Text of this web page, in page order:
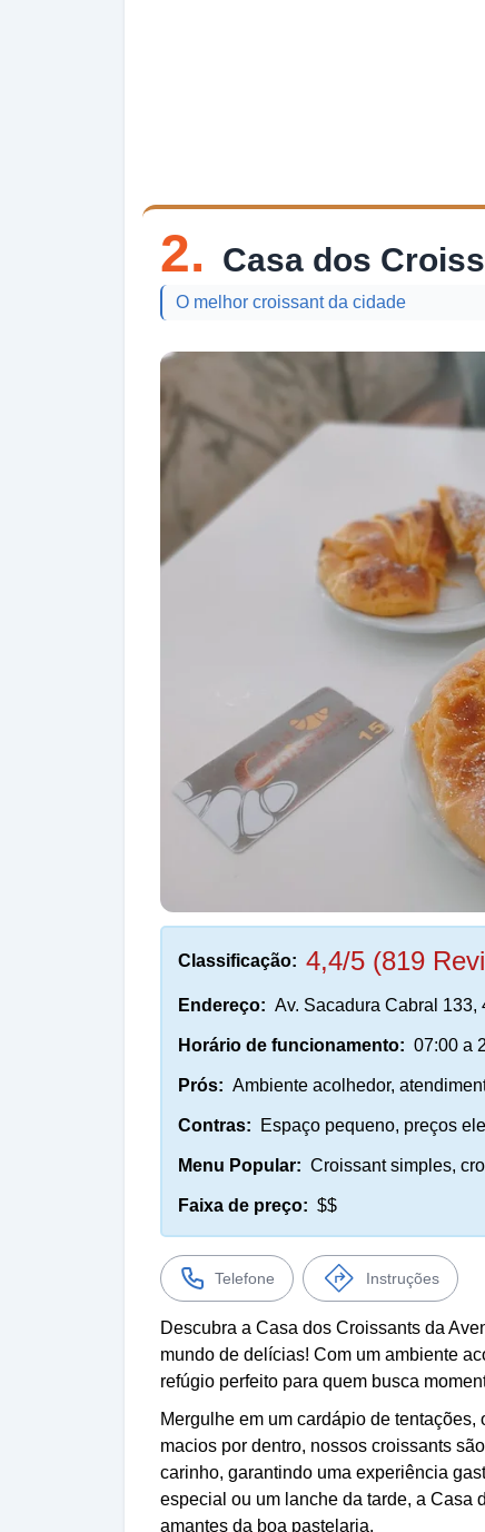
2. Casa dos
O melhor croissant da cidade
Classificação: 4,4/5 (819
Endereço: Av. Sacadura Cabral 133,
Horário de funcionamento: 07:00 a
Prós: Ambiente acolhedor,
Contras: Espaço pequeno, preços
Menu Popular: Croissant simples,
Faixa de preço: $$
Telefone Instruções
Descubra a Casa dos Croissants da
mundo de delícias! Com um ambiente
refúgio perfeito para quem busca
Mergulhe em um cardápio de
macios por dentro, nossos croissants
carinho, garantindo uma experiência
especial ou um lanche da tarde, a Casa
amantes da boa pastelaria.